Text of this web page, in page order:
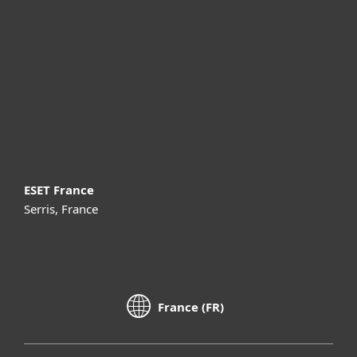
ESET France
Serris, France
France (FR)